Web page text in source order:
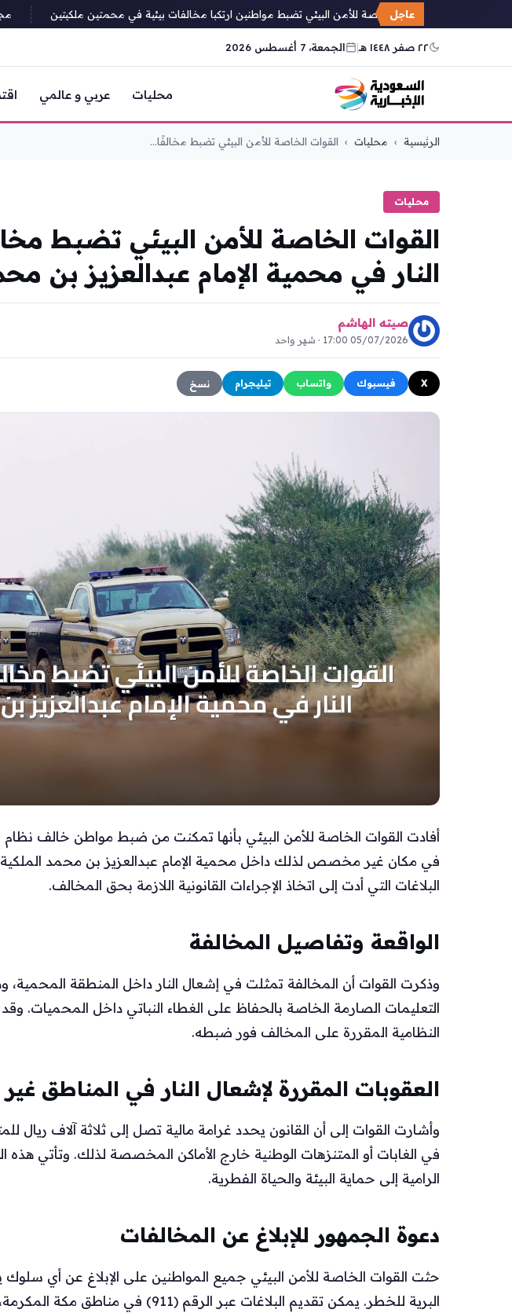
عاجل
القوات الخاصة للأمن البيئي تضبط مواطنين ارتكبا مخالفات بيئية في محمتين ملكيتين مجلس
٢٢ صفر ١٤٤٨ هـ | الجمعة، 7 أغسطس 2026
محليات عربي و عالمي
الرئيسية › محليات › القوات الخاصة للأمن البيئي تضبط مخالفًا...
محليات
القوات الخاصة للأمن البيئي تضبط
النار في محمية الإمام عبدالعزيز بن
صيته الهاشم
05/07/2026 17:00 · شهر واحد
X فيسبوك واتساب تيليجرام نسخ
أفادت القوات الخاصة للأمن البيئي بأنها تمكنت من ضبط مواطن خالف نظام
في مكان غير مخصص لذلك داخل محمية الإمام عبدالعزيز بن محمد
البلاغات التي أدت إلى اتخاذ الإجراءات القانونية اللازمة بحق المخالف.
الواقعة وتفاصيل المخالفة
وذكرت القوات أن المخالفة تمثلت في إشعال النار داخل المنطقة
التعليمات الصارمة الخاصة بالحفاظ على الغطاء النباتي داخل المحميات.
النظامية المقررة على المخالف فور ضبطه.
العقوبات المقررة لإشعال النار في المناطق
وأشارت القوات إلى أن القانون يحدد غرامة مالية تصل إلى ثلاثة آلاف ريال
في الغابات أو المتنزهات الوطنية خارج الأماكن المخصصة لذلك. وتأتي هذه
الرامية إلى حماية البيئة والحياة الفطرية.
دعوة الجمهور للإبلاغ عن المخالفات
حثت القوات الخاصة للأمن البيئي جميع المواطنين على الإبلاغ عن أي سلوك
البرية للخطر. يمكن تقديم البلاغات عبر الرقم